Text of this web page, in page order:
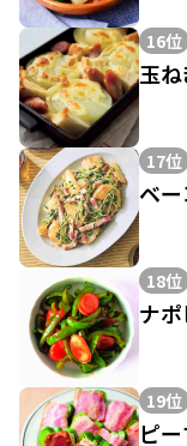
16位
玉
17位
ベ
18位
ナ
19位
ピ